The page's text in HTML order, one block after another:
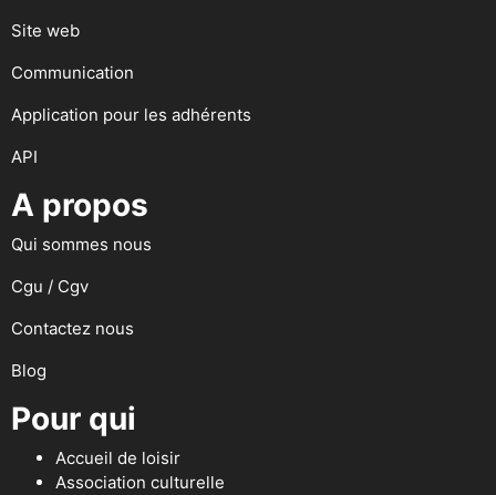
Site web
Communication
Application pour les adhérents
API
A propos
Qui sommes nous
Cgu / Cgv
Contactez nous
Blog
Pour qui
Accueil de loisir
Association culturelle